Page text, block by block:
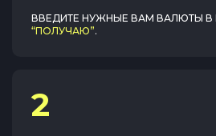
ВВЕДИТЕ НУЖНЫЕ ВАМ ВАЛЮТЫ В
“ПОЛУЧАЮ”.
2